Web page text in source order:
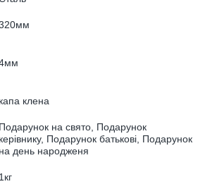
капа клена
Подарунок на свято, Подарунок
керівнику, Подарунок батькові, Подарунок
на день народженя
1кг